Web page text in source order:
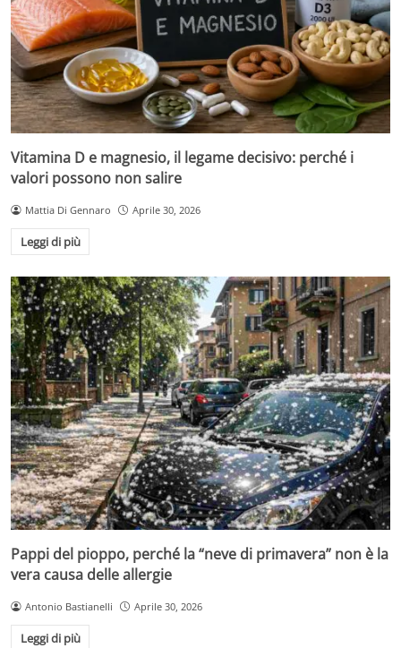
Vitamina D e magnesio, il legame decisivo: perché i
valori possono non salire
Mattia Di Gennaro Aprile 30, 2026
Leggi di più
Pappi del pioppo, perché la “neve di primavera” non è la
vera causa delle allergie
Antonio Bastianelli Aprile 30, 2026
Leggi di più